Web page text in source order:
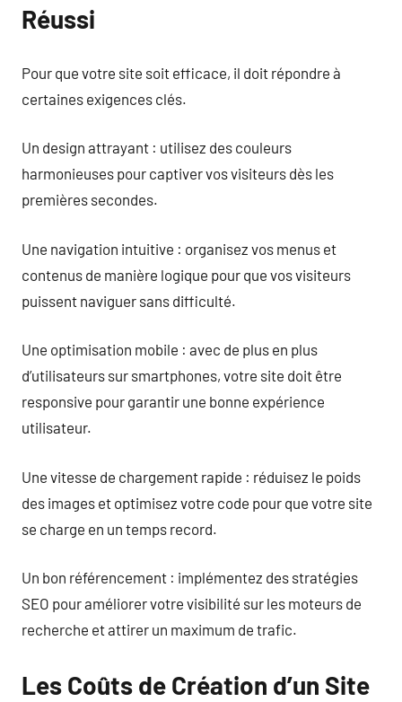
Réussi
Pour que votre site soit efficace, il doit répondre à
certaines exigences clés.
Un design attrayant : utilisez des couleurs
harmonieuses pour captiver vos visiteurs dès les
premières secondes.
Une navigation intuitive : organisez vos menus et
contenus de manière logique pour que vos visiteurs
puissent naviguer sans difficulté.
Une optimisation mobile : avec de plus en plus
d’utilisateurs sur smartphones, votre site doit être
responsive pour garantir une bonne expérience
utilisateur.
Une vitesse de chargement rapide : réduisez le poids
des images et optimisez votre code pour que votre site
se charge en un temps record.
Un bon référencement : implémentez des stratégies
SEO pour améliorer votre visibilité sur les moteurs de
recherche et attirer un maximum de trafic.
Les Coûts de Création d’un Site